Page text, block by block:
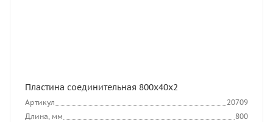
Пластина соединительная 800х40х2
Артикул
20709
Длина, мм
800